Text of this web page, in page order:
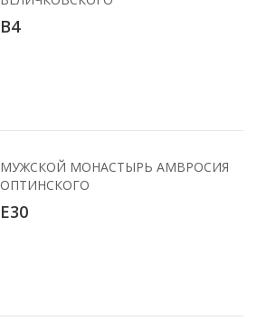
B4
МУЖСКОЙ МОНАСТЫРЬ АМВРОСИЯ
ОПТИНСКОГО
E30